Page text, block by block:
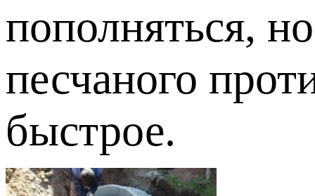
пополняться,
песчаного
быстрое.